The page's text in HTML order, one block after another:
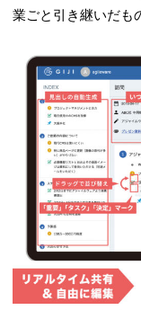
業ごと引き継いだも